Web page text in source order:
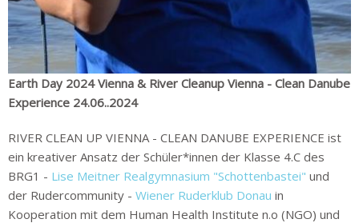
Earth Day 2024 Vienna & River Cleanup Vienna - Clean Danube
Experience 24.06..2024
RIVER CLEAN UP VIENNA - CLEAN DANUBE EXPERIENCE ist
ein kreativer Ansatz der Schüler*innen der Klasse 4.C des
BRG1 - Lise Meitner Realgymnasium "Schottenbastei" und
der Rudercommunity - Wiener Ruderklub Donau in
Kooperation mit dem Human Health Institute n.o (NGO) und